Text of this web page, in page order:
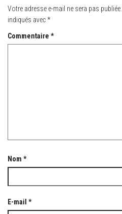
Votre adresse e-mail ne sera pas publiée.
indiqués avec*
Commentaire *
Nom *
E-mail *